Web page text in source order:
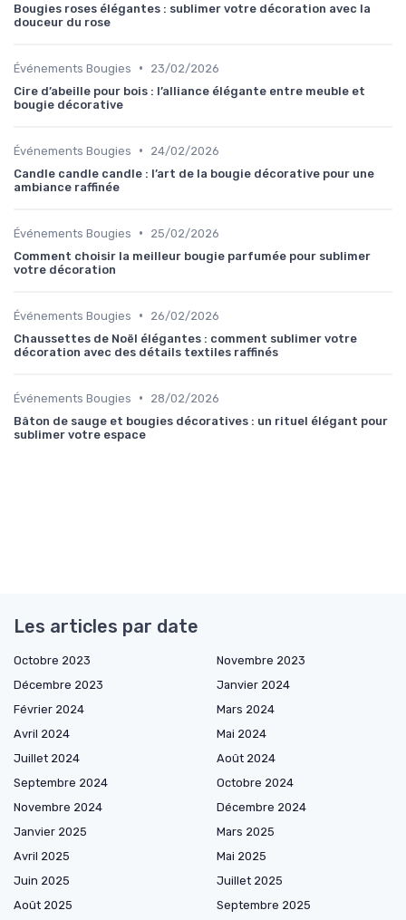
Bougies roses élégantes : sublimer votre décoration avec la
douceur du rose
Événements Bougies •
23/02/2026
Cire d’abeille pour bois : l’alliance élégante entre meuble et
bougie décorative
Événements Bougies •
24/02/2026
Candle candle candle : l’art de la bougie décorative pour une
ambiance raffinée
Événements Bougies •
25/02/2026
Comment choisir la meilleur bougie parfumée pour sublimer
votre décoration
Événements Bougies •
26/02/2026
Chaussettes de Noël élégantes : comment sublimer votre
décoration avec des détails textiles raffinés
Événements Bougies •
28/02/2026
Bâton de sauge et bougies décoratives : un rituel élégant pour
sublimer votre espace
Les articles par date
Octobre 2023
Novembre 2023
Décembre 2023
Janvier 2024
Février 2024
Mars 2024
Avril 2024
Mai 2024
Juillet 2024
Août 2024
Septembre 2024
Octobre 2024
Novembre 2024
Décembre 2024
Janvier 2025
Mars 2025
Avril 2025
Mai 2025
Juin 2025
Juillet 2025
Août 2025
Septembre 2025